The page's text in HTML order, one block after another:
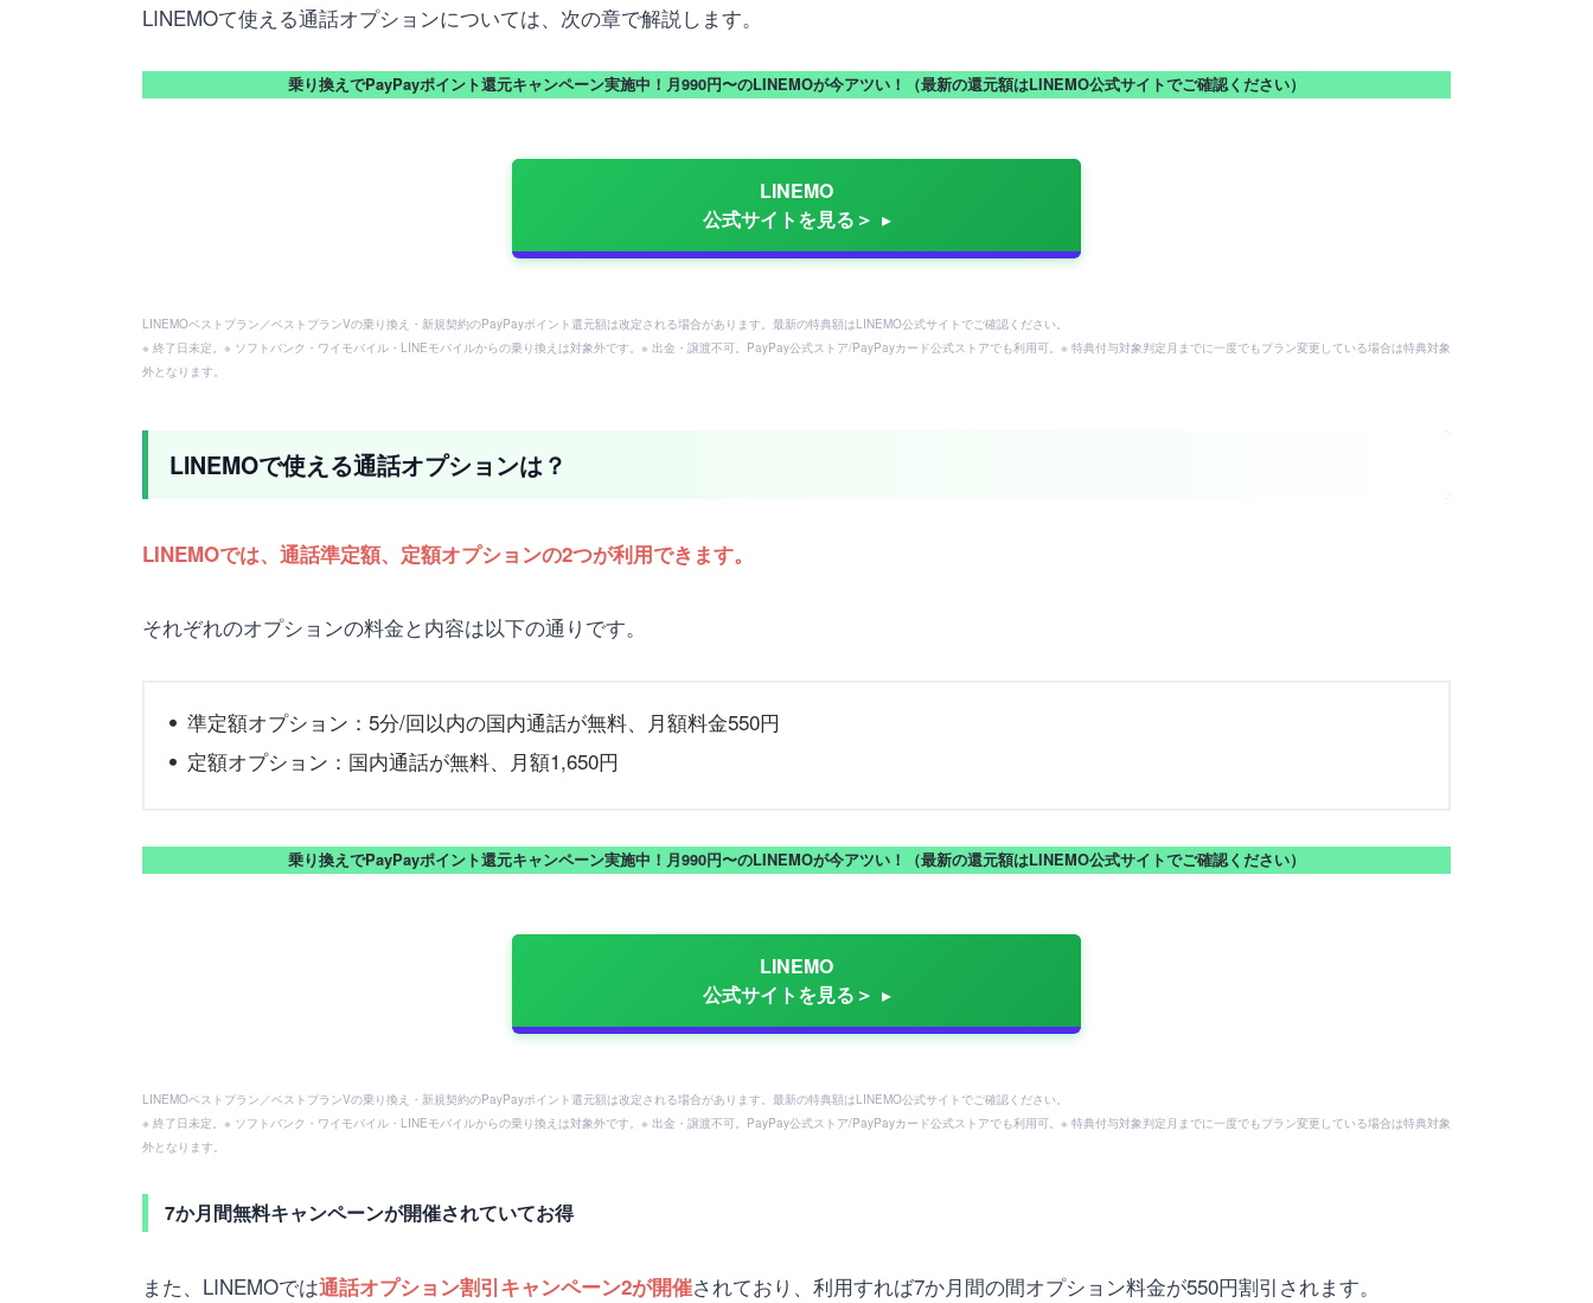
LINEMOて使える通話オプションについては、次の章で解説します。
乗り換えでPayPayポイント還元キャンペーン実施中！月990円〜のLINEMOが今アツい！（最新の還元額はLINEMO公式サイトでご確認ください）
LINEMO
公式サイトを見る＞
LINEMOベストプラン／ベストプランVの乗り換え・新規契約のPayPayポイント還元額は改定される場合があります。最新の特典額はLINEMO公式サイトでご確認ください。
※ 終了日未定。※ ソフトバンク・ワイモバイル・LINEモバイルからの乗り換えは対象外です。※ 出金・譲渡不可。PayPay公式ストア/PayPayカード公式ストアでも利用可。※ 特典付与対象判定月までに一度でもプラン変更している場合は特典対象
外となります。
LINEMOで使える通話オプションは？
LINEMOでは、通話準定額、定額オプションの2つが利用できます。
それぞれのオプションの料金と内容は以下の通りです。
準定額オプション：5分/回以内の国内通話が無料、月額料金550円
定額オプション：国内通話が無料、月額1,650円
乗り換えでPayPayポイント還元キャンペーン実施中！月990円〜のLINEMOが今アツい！（最新の還元額はLINEMO公式サイトでご確認ください）
LINEMO
公式サイトを見る＞
LINEMOベストプラン／ベストプランVの乗り換え・新規契約のPayPayポイント還元額は改定される場合があります。最新の特典額はLINEMO公式サイトでご確認ください。
※ 終了日未定。※ ソフトバンク・ワイモバイル・LINEモバイルからの乗り換えは対象外です。※ 出金・譲渡不可。PayPay公式ストア/PayPayカード公式ストアでも利用可。※ 特典付与対象判定月までに一度でもプラン変更している場合は特典対象
外となります。
7か月間無料キャンペーンが開催されていてお得
また、LINEMOでは通話オプション割引キャンペーン2が開催されており、利用すれば7か月間の間オプション料金が550円割引されます。